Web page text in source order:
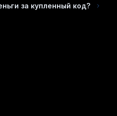
за купленный код?